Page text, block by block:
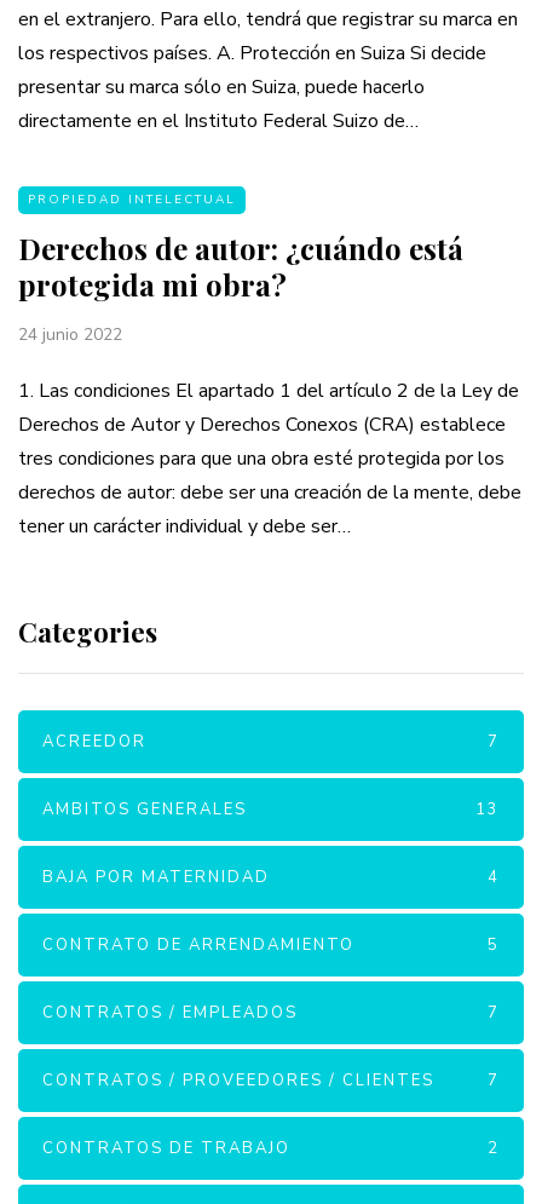
en el extranjero. Para ello, tendrá que registrar su marca en
los respectivos países. A. Protección en Suiza Si decide
presentar su marca sólo en Suiza, puede hacerlo
directamente en el Instituto Federal Suizo de…
PROPIEDAD INTELECTUAL
Derechos de autor: ¿cuándo está
protegida mi obra?
24 junio 2022
1. Las condiciones El apartado 1 del artículo 2 de la Ley de
Derechos de Autor y Derechos Conexos (CRA) establece
tres condiciones para que una obra esté protegida por los
derechos de autor: debe ser una creación de la mente, debe
tener un carácter individual y debe ser…
Categories
ACREEDOR 7
AMBITOS GENERALES 13
BAJA POR MATERNIDAD 4
CONTRATO DE ARRENDAMIENTO 5
CONTRATOS / EMPLEADOS 7
CONTRATOS / PROVEEDORES / CLIENTES 7
CONTRATOS DE TRABAJO 2